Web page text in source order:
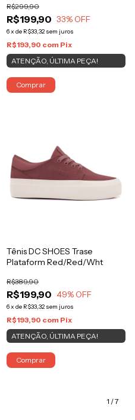
R$199,90
R$299,90
33% OFF
6x de R$33,32 sem juros
R$193,90 com Pix
ATENÇÃO, ÚLTIMA PEÇA!
Comprar
Tênis DC SHOES Trase
Plataform Red/Red/Wht
R$199,90
R$389,90
49% OFF
6x de R$33,32 sem juros
R$193,90 com Pix
ATENÇÃO, ÚLTIMA PEÇA!
Comprar
1 /7